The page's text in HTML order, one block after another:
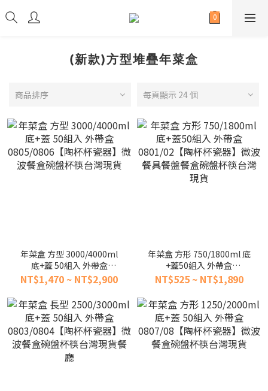
(新款)方型堆疊年菜盒
商品排序 每頁顯示 24 個
年菜盒 方型 3000/4000ml
底+蓋 50組入 外帶盒
0805/0806【陶杯杯瓷器】
微波餐盒碗盤杯筷台灣現貨
NT$1,470 ~ NT$2,900
年菜盒 方形 750/1800ml 底
+蓋50組入 外帶盒
0801/02【陶杯杯瓷器】微
波餐具餐盤餐盒碗盤杯筷台
灣現貨
NT$525 ~ NT$1,890